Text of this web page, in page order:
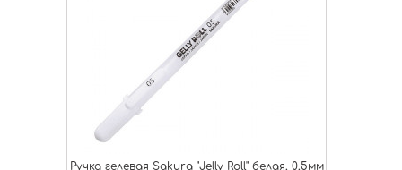
Ручка гелевая Sakura "Jelly Roll" белая, 0,5мм